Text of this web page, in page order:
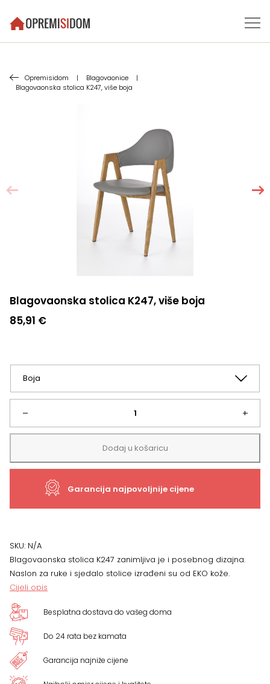
Opremisidom | Blagovaonice
|
Blagovaonska stolica K247, više boja
Blagovaonska stolica K247, više boja
85,91 €
–
Blagovaonska
stolica
K247,
količina
+
Dodaj u košaricu
Garancija najpovoljnije cijene
SKU: N/A
Blagovaonska stolica K247 zanimljiva je i posebnog dizajna.
Naslon za ruke i sjedalo stolice izrađeni su od EKO kože.
Cijeli opis
Besplatna dostava do vašeg doma
Do 24 rata bez kamata
Garancija najniže cijene